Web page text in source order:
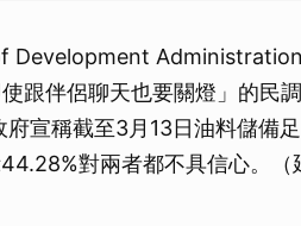
Development
跟伴侶聊天也要關燈」的民
宣稱截至3月13日油料儲備
對兩者都不具信心。（